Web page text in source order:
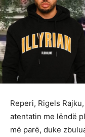
Reperi, Rigels
atentatin me lëndë
më parë, duke